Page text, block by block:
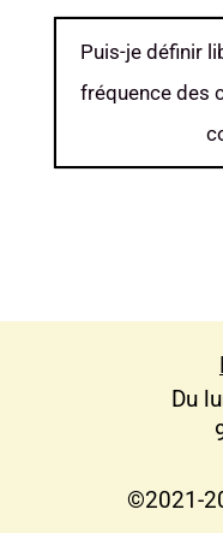
Du
©2021-
Puis-je définir
fréquence des